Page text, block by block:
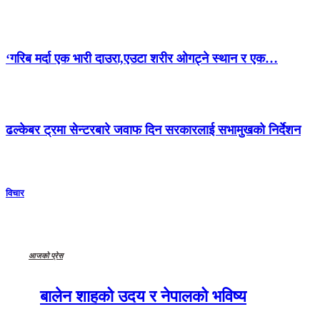
‘गरिब मर्दा एक भारी दाउरा,एउटा शरीर ओगट्ने स्थान र एक…
ढल्केबर ट्रमा सेन्टरबारे जवाफ दिन सरकारलाई सभामुखको निर्देशन
विचार
आजको प्रेस
बालेन शाहको उदय र नेपालको भविष्य